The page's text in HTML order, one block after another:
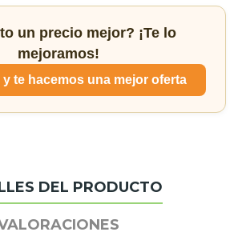
un precio mejor? ¡Te lo
mejoramos!
te hacemos una mejor oferta
DEL PRODUCTO